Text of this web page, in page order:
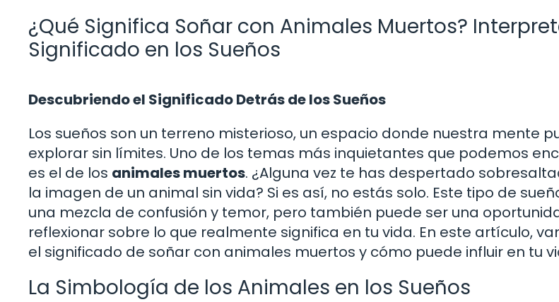
¿Qué Significa Soñar con Animales Muertos?
Significado en los Sueños
Descubriendo el Significado Detrás de los Sueños
Los sueños son un terreno misterioso, un espacio donde nuestra mente
explorar sin límites. Uno de los temas más inquietantes que podemos
es el de los animales muertos. ¿Alguna vez te has despertado
la imagen de un animal sin vida? Si es así, no estás solo. Este tipo de
una mezcla de confusión y temor, pero también puede ser una
reflexionar sobre lo que realmente significa en tu vida. En este artículo,
el significado de soñar con animales muertos y cómo puede influir en tu
La Simbología de los Animales en los Sueños